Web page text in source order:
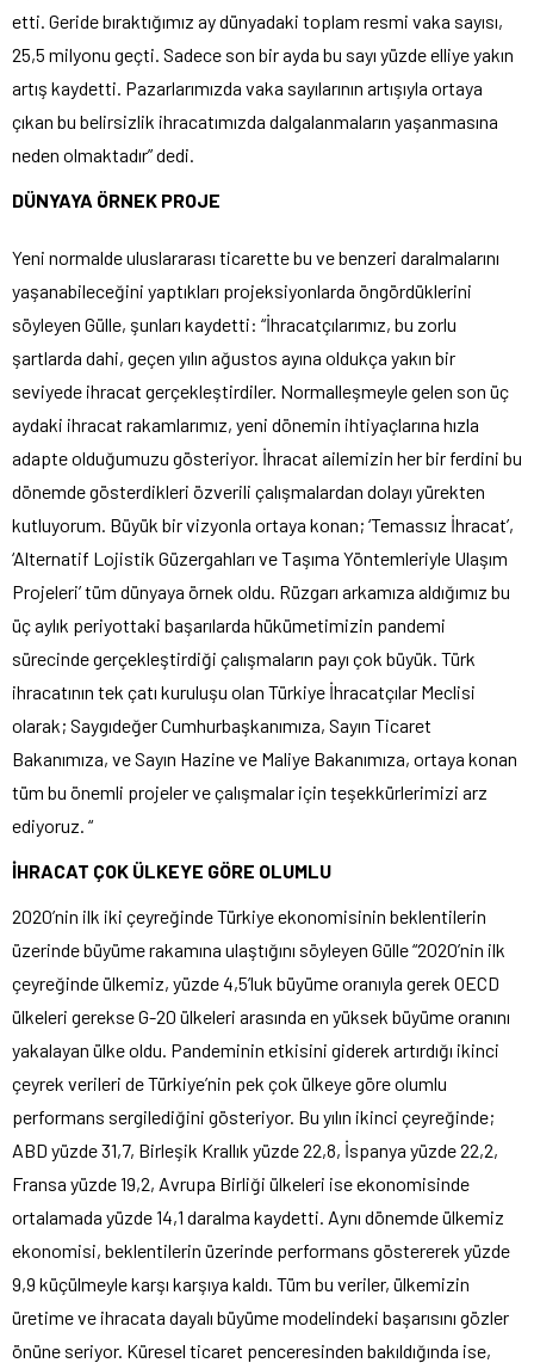
etti. Geride bıraktığımız ay dünyadaki toplam resmi vaka sayısı,
25,5 milyonu geçti. Sadece son bir ayda bu sayı yüzde elliye yakın
artış kaydetti. Pazarlarımızda vaka sayılarının artışıyla ortaya
çıkan bu belirsizlik ihracatımızda dalgalanmaların yaşanmasına
neden olmaktadır” dedi.
DÜNYAYA ÖRNEK PROJE
Yeni normalde uluslararası ticarette bu ve benzeri daralmalarını
yaşanabileceğini yaptıkları projeksiyonlarda öngördüklerini
söyleyen Gülle, şunları kaydetti: “İhracatçılarımız, bu zorlu
şartlarda dahi, geçen yılın ağustos ayına oldukça yakın bir
seviyede ihracat gerçekleştirdiler. Normalleşmeyle gelen son üç
aydaki ihracat rakamlarımız, yeni dönemin ihtiyaçlarına hızla
adapte olduğumuzu gösteriyor. İhracat ailemizin her bir ferdini bu
dönemde gösterdikleri özverili çalışmalardan dolayı yürekten
kutluyorum. Büyük bir vizyonla ortaya konan; ‘Temassız İhracat’,
‘Alternatif Lojistik Güzergahları ve Taşıma Yöntemleriyle Ulaşım
Projeleri’ tüm dünyaya örnek oldu. Rüzgarı arkamıza aldığımız bu
üç aylık periyottaki başarılarda hükümetimizin pandemi
sürecinde gerçekleştirdiği çalışmaların payı çok büyük. Türk
ihracatının tek çatı kuruluşu olan Türkiye İhracatçılar Meclisi
olarak; Saygıdeğer Cumhurbaşkanımıza, Sayın Ticaret
Bakanımıza, ve Sayın Hazine ve Maliye Bakanımıza, ortaya konan
tüm bu önemli projeler ve çalışmalar için teşekkürlerimizi arz
ediyoruz. “
İHRACAT ÇOK ÜLKEYE GÖRE OLUMLU
2020’nin ilk iki çeyreğinde Türkiye ekonomisinin beklentilerin
üzerinde büyüme rakamına ulaştığını söyleyen Gülle “2020’nin ilk
çeyreğinde ülkemiz, yüzde 4,5’luk büyüme oranıyla gerek OECD
ülkeleri gerekse G-20 ülkeleri arasında en yüksek büyüme oranını
yakalayan ülke oldu. Pandeminin etkisini giderek artırdığı ikinci
çeyrek verileri de Türkiye’nin pek çok ülkeye göre olumlu
performans sergilediğini gösteriyor. Bu yılın ikinci çeyreğinde;
ABD yüzde 31,7, Birleşik Krallık yüzde 22,8, İspanya yüzde 22,2,
Fransa yüzde 19,2, Avrupa Birliği ülkeleri ise ekonomisinde
ortalamada yüzde 14,1 daralma kaydetti. Aynı dönemde ülkemiz
ekonomisi, beklentilerin üzerinde performans göstererek yüzde
9,9 küçülmeyle karşı karşıya kaldı. Tüm bu veriler, ülkemizin
üretime ve ihracata dayalı büyüme modelindeki başarısını gözler
önüne seriyor. Küresel ticaret penceresinden bakıldığında ise,